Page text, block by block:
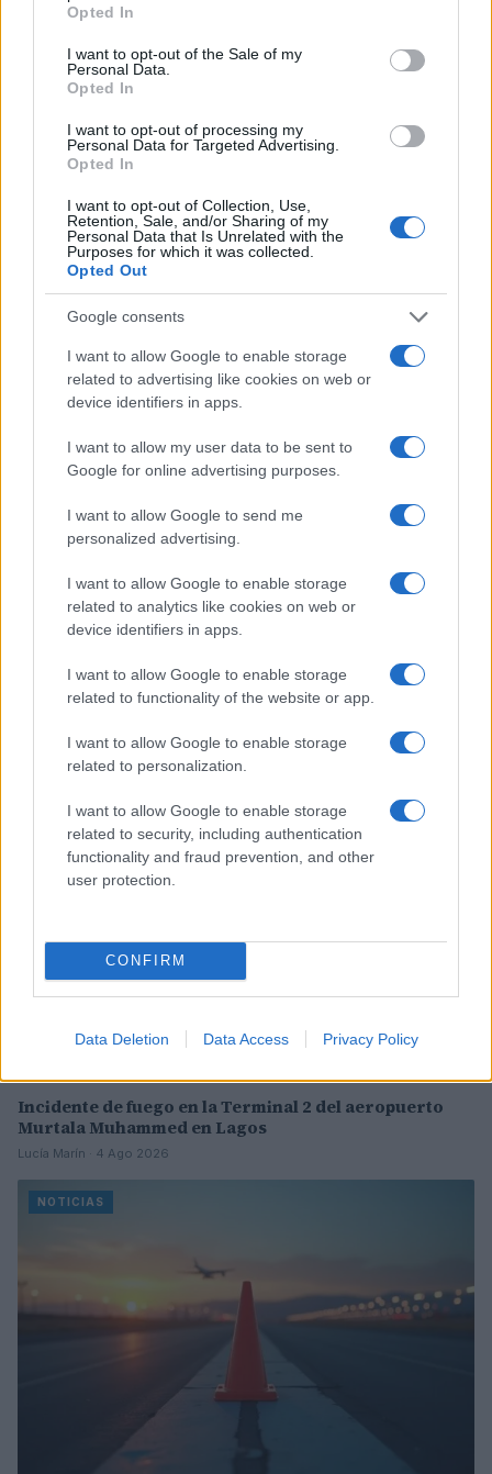
use your data for below specified purposes in below Google
consent section.
Opted In
I want to opt-out of the Sale of my
Personal Data.
Opted In
I want to opt-out of processing my
Personal Data for Targeted Advertising.
Opted In
I want to opt-out of Collection, Use,
Retention, Sale, and/or Sharing of my
Personal Data that Is Unrelated with the
Purposes for which it was collected.
Opted Out
Google consents
I want to allow Google to enable storage
related to advertising like cookies on web or
device identifiers in apps.
I want to allow my user data to be sent to
Google for online advertising purposes.
I want to allow Google to send me
personalized advertising.
I want to allow Google to enable storage
related to analytics like cookies on web or
device identifiers in apps.
I want to allow Google to enable storage
related to functionality of the website or app.
I want to allow Google to enable storage
related to personalization.
I want to allow Google to enable storage
related to security, including authentication
functionality and fraud prevention, and other
user protection.
CONFIRM
Data Deletion Data Access Privacy Policy
en un entorno competitivo mediante decisiones
informadas y basadas en datos.
AUTOR
Staff
Sigue leyendo
Incidente de fuego en la Terminal 2 del aeropuerto
Murtala Muhammed en Lagos
Lucía Marín · 4 Ago 2026
NOTICIAS